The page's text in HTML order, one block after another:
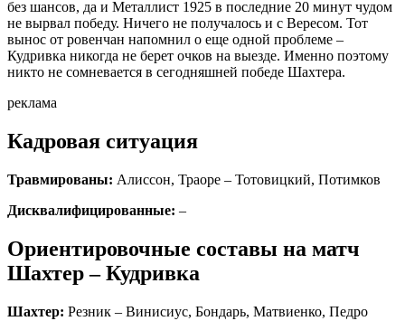
без шансов, да и Металлист 1925 в последние 20 минут чудом
не вырвал победу. Ничего не получалось и с Вересом. Тот
вынос от ровенчан напомнил о еще одной проблеме –
Кудривка никогда не берет очков на выезде. Именно поэтому
никто не сомневается в сегодняшней победе Шахтера.
реклама
Кадровая ситуация
Травмированы: Алиссон, Траоре – Тотовицкий, Потимков
Дисквалифицированные: –
Ориентировочные составы на матч
Шахтер – Кудривка
Шахтер: Резник – Винисиус, Бондарь, Матвиенко, Педро